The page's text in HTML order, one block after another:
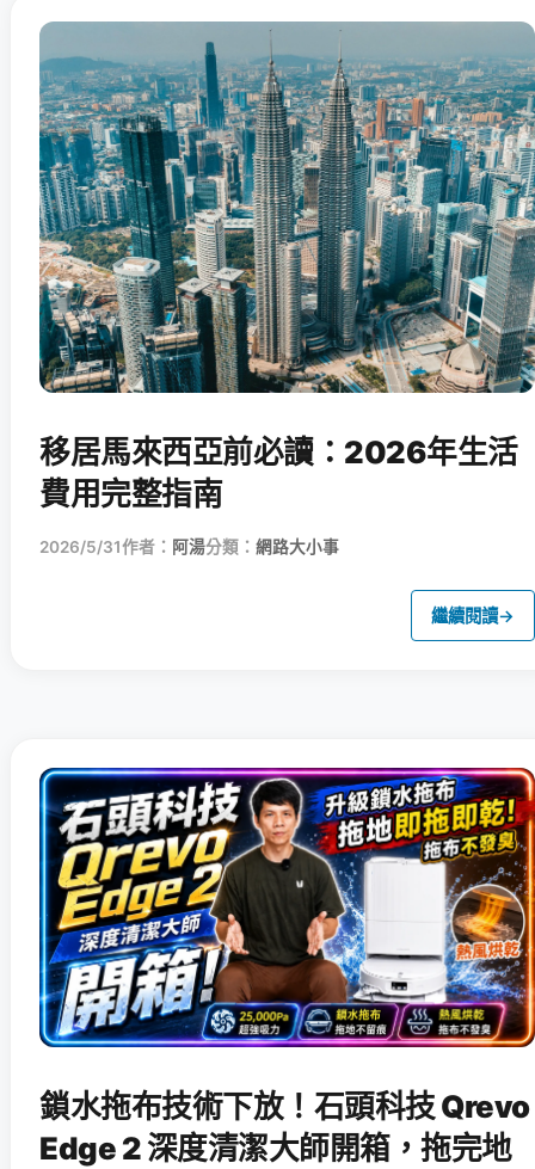
移居馬來西亞前必讀：2026年生活
費用完整指南
2026/5/31作者： 阿湯分類： 網路大小事
繼續閱讀→
鎖水拖布技術下放！石頭科技 Qrevo
Edge 2 深度清潔大師開箱，拖完地